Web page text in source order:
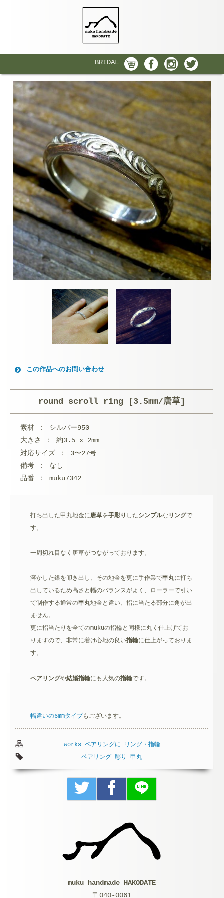
BRIDAL
この作品へのお問い合わせ
round scroll ring [3.5mm/唐草]
素材 ： シルバー950
大きさ ： 約3.5 x 2mm
対応サイズ ： 3〜27号
備考 ： なし
品番 ： muku7342
打ち出した甲丸地金に唐草を手彫り したシンプルな リングで
す。
一周切れ目なく唐草がつながっております。
溶かした銀を叩き出し、その地金を更に手作業で甲丸に打ち
出しているため高さと幅のバランスがよく、ローラーで引い
て制作する通常の甲丸地金と違い、指に当たる部分に角が出
ません。
更に指当たりを全てのmukuの指輪と同様に丸く仕上げてお
りますので、非常に着け心地の良い指輪に仕上がっておりま
す。
ペアリングや結婚指輪にも人気の指輪です。
幅違いの6mmタイプもございます。
works ペアリングに
リング・指輪
ペアリング 彫り 甲丸
muku handmade HAKODATE
〒040-0061